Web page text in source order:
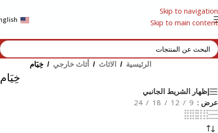
Skip to navigation
Skip to main content
الرئيسية / الاثاث / أثاث خارجي / خِيَام
خِيَام
إظهار الشريط الجانبي
عرض
9
12
18
24